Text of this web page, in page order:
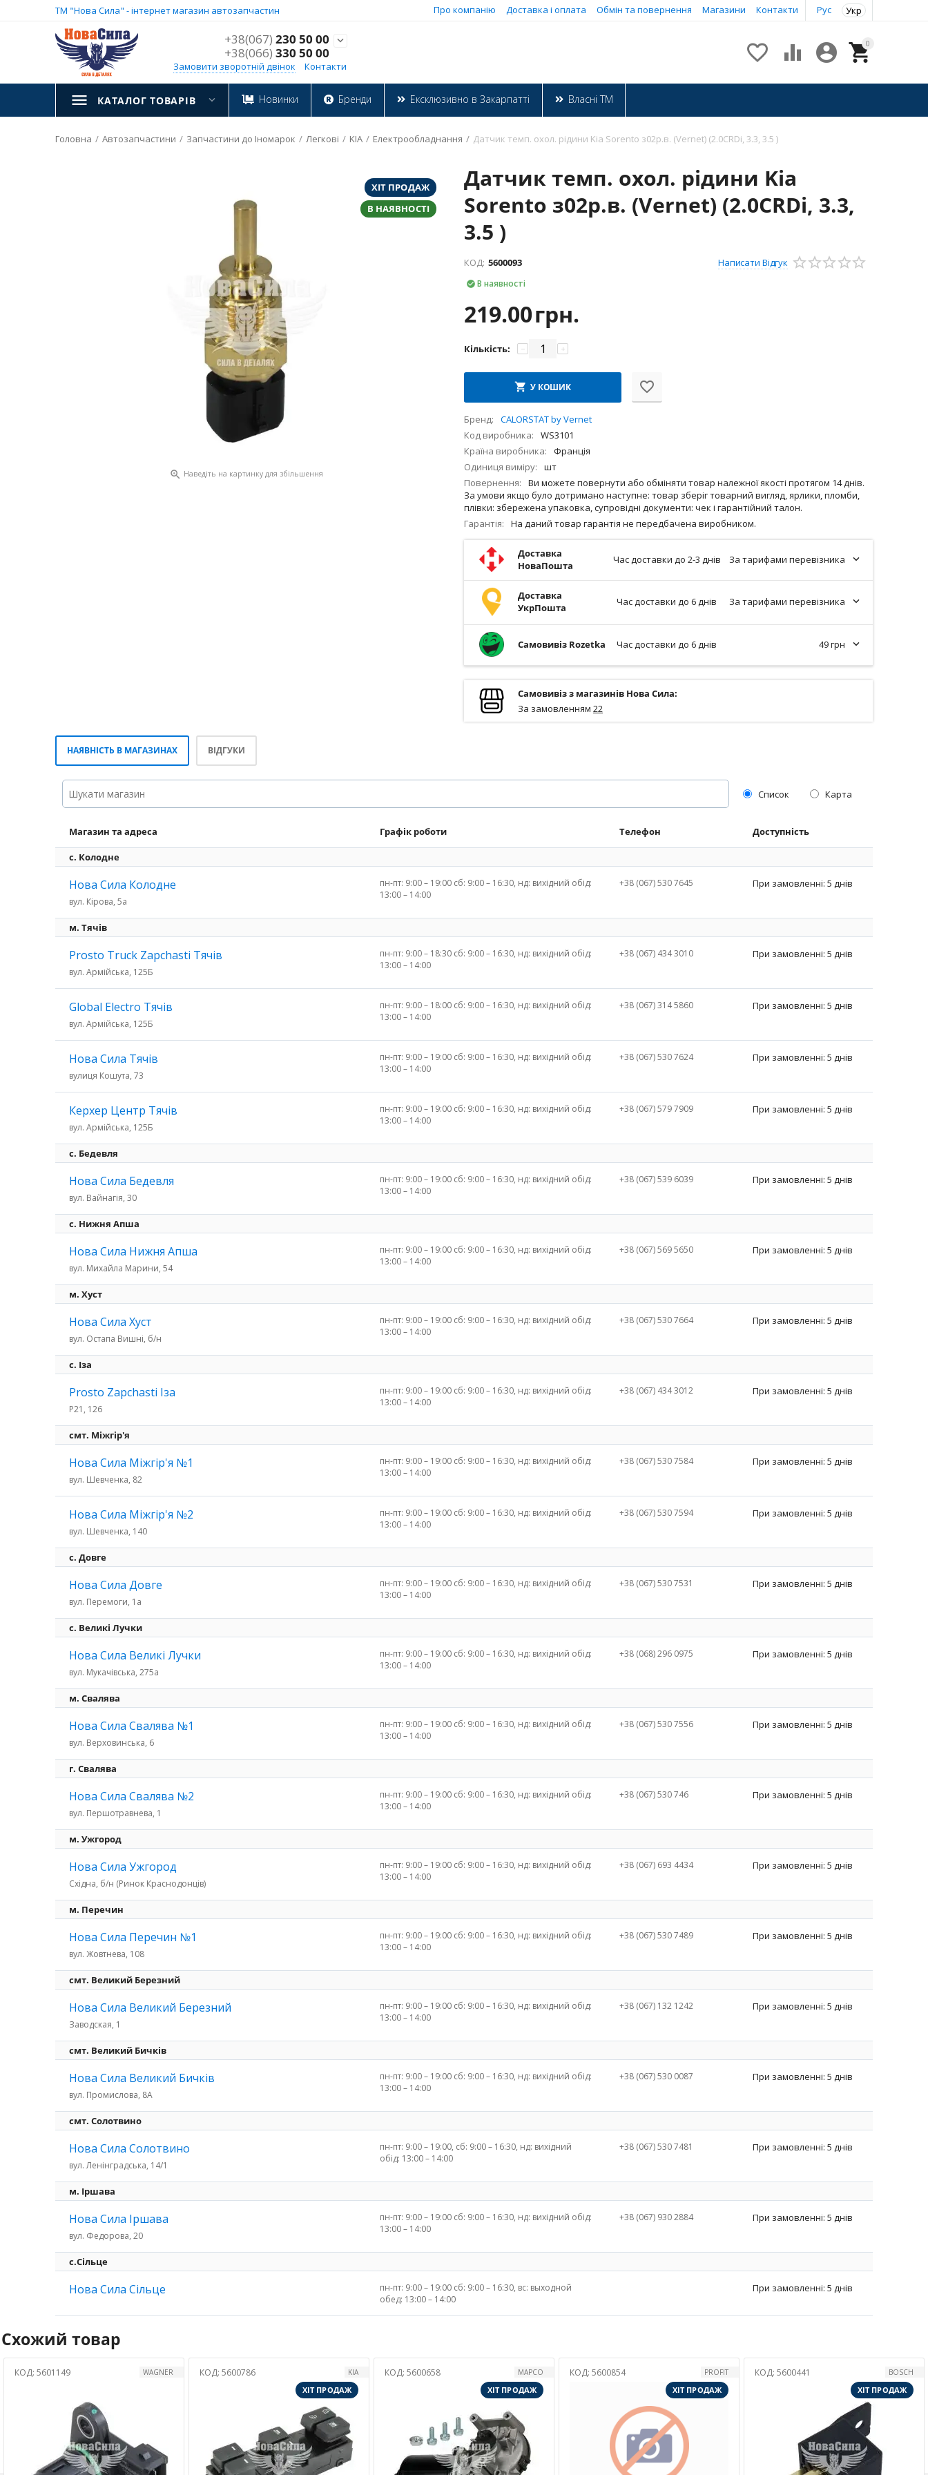
ТМ "Нова Сила" - інтернет магазин автозапчастин Рус Укр
Про компанію Доставка і оплата Обмін та повернення Магазини Контакти
+38(067) 230 50 00
+38(066) 330 50 00

Замовити зворотній двінок Контакти
0


 
КАТАЛОГ ТОВАРІВ Новинки Бренди Ексклюзивно в Закарпатті Власні ТМ
Головна / Автозапчастини / Запчастини до Іномарок / Легкові / KIA / Електрообладнання / Датчик темп. охол. рідини Kia Sorento з02р.в. (Vernet) (2.0CRDi, 3.3, 3.5 )
ХІТ ПРОДАЖ
В НАЯВНОСТІ
 Наведіть на картинку для збільшення
Датчик темп. охол. рідини Kia
Sorento з02р.в. (Vernet) (2.0CRDi, 3.3,
3.5 )
КОД: 5600093 Написати Відгук
В наявності

219.00грн.
Кількість: +
−
У КОШИК
Бренд
CALORSTAT by Vernet
Код виробника
WS3101
Країна виробника
Франція
Одиниця виміру
шт
Повернення
Ви можете повернути або обміняти товар належної якості протягом 14 днів.
За умови якщо було дотримано наступне: товар зберіг товарний вигляд, ярлики, пломби,
плівки: збережена упаковка, супровідні документи: чек і гарантійний талон.
Гарантія
На даний товар гарантія не передбачена виробником.
Доставка
НоваПошта
Час доставки до 2-3 днів За тарифами перевізника
Доставка
УкрПошта
Час доставки до 6 днів За тарифами перевізника
Самовивіз Rozetka Час доставки до 6 днів 49 грн
Самовивіз з магазинів Нова Сила:
За замовленням 22
НАЯВНІСТЬ В МАГАЗИНАХ ВІДГУКИ
Список Карта
Магазин та адреса Графік роботи Телефон Доступність
с. Колодне
Нова Сила Колодне
вул. Кірова, 5а
пн-пт: 9:00 – 19:00 сб: 9:00 – 16:30, нд: вихідний обід:
13:00 – 14:00
+38 (067) 530 7645 При замовленні: 5 днів
м. Тячів
Prosto Truck Zapchasti Тячів
вул. Армійська, 125Б
пн-пт: 9:00 – 18:30 сб: 9:00 – 16:30, нд: вихідний обід:
13:00 – 14:00
+38 (067) 434 3010 При замовленні: 5 днів
Global Electro Тячів
вул. Армійська, 125Б
пн-пт: 9:00 – 18:00 сб: 9:00 – 16:30, нд: вихідний обід:
13:00 – 14:00
+38 (067) 314 5860 При замовленні: 5 днів
Нова Сила Тячів
вулиця Кошута, 73
пн-пт: 9:00 – 19:00 сб: 9:00 – 16:30, нд: вихідний обід:
13:00 – 14:00
+38 (067) 530 7624 При замовленні: 5 днів
Керхер Центр Тячів
вул. Армійська, 125Б
пн-пт: 9:00 – 19:00 сб: 9:00 – 16:30, нд: вихідний обід:
13:00 – 14:00
+38 (067) 579 7909 При замовленні: 5 днів
c. Бедевля
Нова Сила Бедевля
вул. Вайнагія, 30
пн-пт: 9:00 – 19:00 сб: 9:00 – 16:30, нд: вихідний обід:
13:00 – 14:00
+38 (067) 539 6039 При замовленні: 5 днів
с. Нижня Апша
Нова Сила Нижня Апша
вул. Михайла Марини, 54
пн-пт: 9:00 – 19:00 сб: 9:00 – 16:30, нд: вихідний обід:
13:00 – 14:00
+38 (067) 569 5650 При замовленні: 5 днів
м. Хуст
Нова Сила Хуст
вул. Остапа Вишні, б/н
пн-пт: 9:00 – 19:00 сб: 9:00 – 16:30, нд: вихідний обід:
13:00 – 14:00
+38 (067) 530 7664 При замовленні: 5 днів
c. Іза
Prosto Zapchasti Іза
P21, 126
пн-пт: 9:00 – 19:00 сб: 9:00 – 16:30, нд: вихідний обід:
13:00 – 14:00
+38 (067) 434 3012 При замовленні: 5 днів
смт. Міжгір'я
Нова Сила Міжгір'я №1
вул. Шевченка, 82
пн-пт: 9:00 – 19:00 сб: 9:00 – 16:30, нд: вихідний обід:
13:00 – 14:00
+38 (067) 530 7584 При замовленні: 5 днів
Нова Сила Міжгір'я №2
вул. Шевченка, 140
пн-пт: 9:00 – 19:00 сб: 9:00 – 16:30, нд: вихідний обід:
13:00 – 14:00
+38 (067) 530 7594 При замовленні: 5 днів
с. Довге
Нова Сила Довге
вул. Перемоги, 1а
пн-пт: 9:00 – 19:00 сб: 9:00 – 16:30, нд: вихідний обід:
13:00 – 14:00
+38 (067) 530 7531 При замовленні: 5 днів
c. Великі Лучки
Нова Сила Великі Лучки
вул. Мукачівська, 275а
пн-пт: 9:00 – 19:00 сб: 9:00 – 16:30, нд: вихідний обід:
13:00 – 14:00
+38 (068) 296 0975 При замовленні: 5 днів
м. Свалява
Нова Сила Свалява №1
вул. Верховинська, 6
пн-пт: 9:00 – 19:00 сб: 9:00 – 16:30, нд: вихідний обід:
13:00 – 14:00
+38 (067) 530 7556 При замовленні: 5 днів
г. Свалява
Нова Сила Свалява №2
вул. Першотравнева, 1
пн-пт: 9:00 – 19:00 сб: 9:00 – 16:30, нд: вихідний обід:
13:00 – 14:00
+38 (067) 530 746 При замовленні: 5 днів
м. Ужгород
Нова Сила Ужгород
Східна, б/н (Ринок Краснодонців)
пн-пт: 9:00 – 19:00 сб: 9:00 – 16:30, нд: вихідний обід:
13:00 – 14:00
+38 (067) 693 4434 При замовленні: 5 днів
м. Перечин
Нова Сила Перечин №1
вул. Жовтнева, 108
пн-пт: 9:00 – 19:00 сб: 9:00 – 16:30, нд: вихідний обід:
13:00 – 14:00
+38 (067) 530 7489 При замовленні: 5 днів
смт. Великий Березний
Нова Сила Великий Березний
Заводская, 1
пн-пт: 9:00 – 19:00 сб: 9:00 – 16:30, нд: вихідний обід:
13:00 – 14:00
+38 (067) 132 1242 При замовленні: 5 днів
смт. Великий Бичків
Нова Сила Великий Бичків
вул. Промислова, 8А
пн-пт: 9:00 – 19:00 сб: 9:00 – 16:30, нд: вихідний обід:
13:00 – 14:00
+38 (067) 530 0087 При замовленні: 5 днів
смт. Солотвино
Нова Сила Солотвино
вул. Ленінградська, 14/1
пн-пт: 9:00 – 19:00, сб: 9:00 – 16:30, нд: вихідний
обід: 13:00 – 14:00
+38 (067) 530 7481 При замовленні: 5 днів
м. Іршава
Нова Сила Іршава
вул. Федорова, 20
пн-пт: 9:00 – 19:00 сб: 9:00 – 16:30, нд: вихідний обід:
13:00 – 14:00
+38 (067) 930 2884 При замовленні: 5 днів
с.Сільце
Нова Сила Сільце
пн-пт: 9:00 – 19:00 сб: 9:00 – 16:30, вс: выходной
обед: 13:00 – 14:00
При замовленні: 5 днів
Схожий товар
КОД:5600786
KIA
КОД:5600658
MAPCO
ХІТ ПРОДАЖ
КОД:5600854
PROFIT
ХІТ ПРОДАЖ
КОД:5600441
BOSCH
ХІТ ПРОДАЖ
КОД:5600706
AUTO
ХІТ